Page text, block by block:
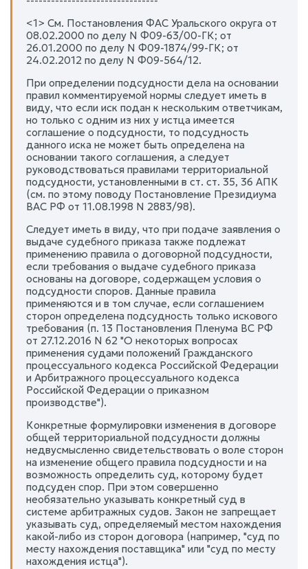
<1> См. Постановления ФАС Уральского округа от
08.02.2000 по делу N Ф09-63/00-ГК; от
26.01.2000 по делу N Ф09-1874/99-ГК; от
24.02.2012 по делу N Ф09-564/12.
При определении подсудности дела на основании
правил комментируемой нормы следует иметь в
виду, что если иск подан к нескольким ответчикам,
но только с одним из них у истца имеется
соглашение о подсудности, то подсудность
данного иска не может быть определена на
основании такого соглашения, а следует
руководствоваться правилами территориальной
подсудности, установленными в ст. ст. 35, 36 АПК
(см. по этому поводу Постановление Президиума
ВАС РФ от 11.08.1998 N 2883/98).
Следует иметь в виду, что при подаче заявления о
выдаче судебного приказа также подлежат
применению правила о договорной подсудности,
если требования о выдаче судебного приказа
основаны на договоре, содержащем условия о
подсудности споров. Данные правила
применяются и в том случае, если соглашением
сторон определена подсудность только искового
требования (п. 13 Постановления Пленума ВС РФ
от 27.12.2016 N 62 "О некоторых вопросах
применения судами положений Гражданского
процессуального кодекса Российской Федерации
и Арбитражного процессуального кодекса
Российской Федерации о приказном
производстве").
Конкретные формулировки изменения в договоре
общей территориальной подсудности должны
недвусмысленно свидетельствовать о воле сторон
на изменение общего правила подсудности и на
возможность определить суд, которому будет
подсуден спор. При этом совершенно
необязательно указывать конкретный суд в
системе арбитражных судов. Закон не запрещает
указывать суд, определяемый местом нахождения
какой-либо из сторон договора (например, "суд по
месту нахождения поставщика" или "суд по месту
нахождения истца").